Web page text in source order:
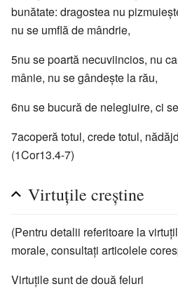
bunătate: dragostea nu
nu se umflă de mândrie,
5nu se poartă necuviincios, nu
mânie, nu se gândește la rău,
6nu se bucură de nelegiuire, ci
7acoperă totul, crede totul,
(1Cor13.4-7)
Virtuțile creștine
(Pentru detalii referitoare la
morale, consultați articolele
Virtuțile sunt de două feluri